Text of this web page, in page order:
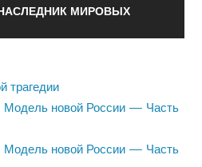
МИРОВЫХ
трагедии
новой России — Часть
новой России — Часть